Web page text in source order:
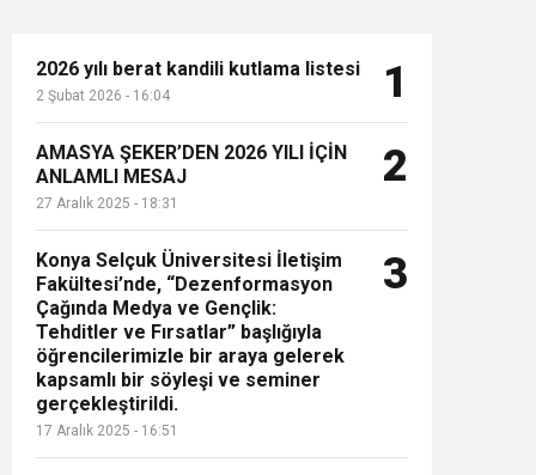
2026 yılı berat kandili kutlama listesi
2 Şubat 2026 - 16:04 1
AMASYA ŞEKER’DEN 2026 YILI İÇİN
ANLAMLI MESAJ
27 Aralık 2025 - 18:31
2
Konya Selçuk Üniversitesi İletişim
Fakültesi’nde, “Dezenformasyon
Çağında Medya ve Gençlik:
Tehditler ve Fırsatlar” başlığıyla
öğrencilerimizle bir araya gelerek
kapsamlı bir söyleşi ve seminer
gerçekleştirildi.
17 Aralık 2025 - 16:51
3